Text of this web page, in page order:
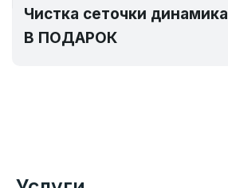
Чистка сеточки динамика
В ПОДАРОК